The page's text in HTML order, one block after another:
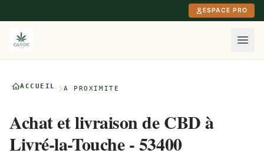
ESPACE PRO
ACCUEIL À PROXIMITÉ
Achat et livraison de CBD à
Livré-la-Touche - 53400